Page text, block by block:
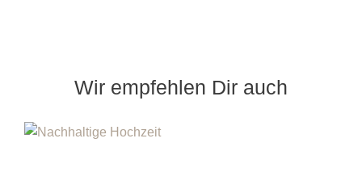
Wir empfehlen Dir auch